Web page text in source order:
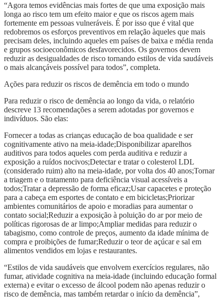
“Agora temos evidências mais fortes de que uma exposição mais
longa ao risco tem um efeito maior e que os riscos agem mais
fortemente em pessoas vulneráveis. É por isso que é vital que
redobremos os esforços preventivos em relação àqueles que mais
precisam deles, incluindo aqueles em países de baixa e média renda
e grupos socioeconômicos desfavorecidos. Os governos devem
reduzir as desigualdades de risco tornando estilos de vida saudáveis ​​
o mais alcançáveis ​​possível para todos”, completa.
Ações para reduzir os riscos de demência em todo o mundo
Para reduzir o risco de demência ao longo da vida, o relatório
descreve 13 recomendações a serem adotadas por governos e
indivíduos. São elas:
Fornecer a todas as crianças educação de boa qualidade e ser
cognitivamente ativo na meia-idade;Disponibilizar aparelhos
auditivos para todos aqueles com perda auditiva e reduzir a
exposição a ruídos nocivos;Detectar e tratar o colesterol LDL
(considerado ruim) alto na meia-idade, por volta dos 40 anos;Tornar
a triagem e o tratamento para deficiência visual acessíveis a
todos;Tratar a depressão de forma eficaz;Usar capacetes e proteção
para a cabeça em esportes de contato e em bicicletas;Priorizar
ambientes comunitários de apoio e moradias para aumentar o
contato social;Reduzir a exposição à poluição do ar por meio de
políticas rigorosas de ar limpo;Ampliar medidas para reduzir o
tabagismo, como controle de preços, aumento da idade mínima de
compra e proibições de fumar;Reduzir o teor de açúcar e sal em
alimentos vendidos em lojas e restaurantes.
“Estilos de vida saudáveis ​​que envolvem exercícios regulares, não
fumar, atividade cognitiva na meia-idade (incluindo educação formal
externa) e evitar o excesso de álcool podem não apenas reduzir o
risco de demência, mas também retardar o início da demência”,